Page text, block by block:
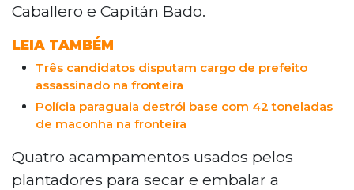
Caballero e Capitán Bado.
LEIA TAMBÉM
Três candidatos disputam cargo de prefeito
assassinado na fronteira
Polícia paraguaia destrói base com 42 toneladas
de maconha na fronteira
Quatro acampamentos usados pelos
plantadores para secar e embalar a